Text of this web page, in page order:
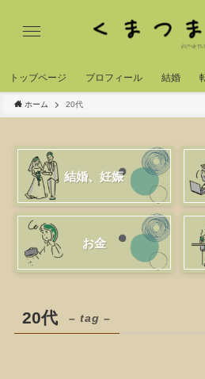
トッブページ プロフィール 結婚
ホーム 20代
結婚、妊娠
お金
20代 – tag –